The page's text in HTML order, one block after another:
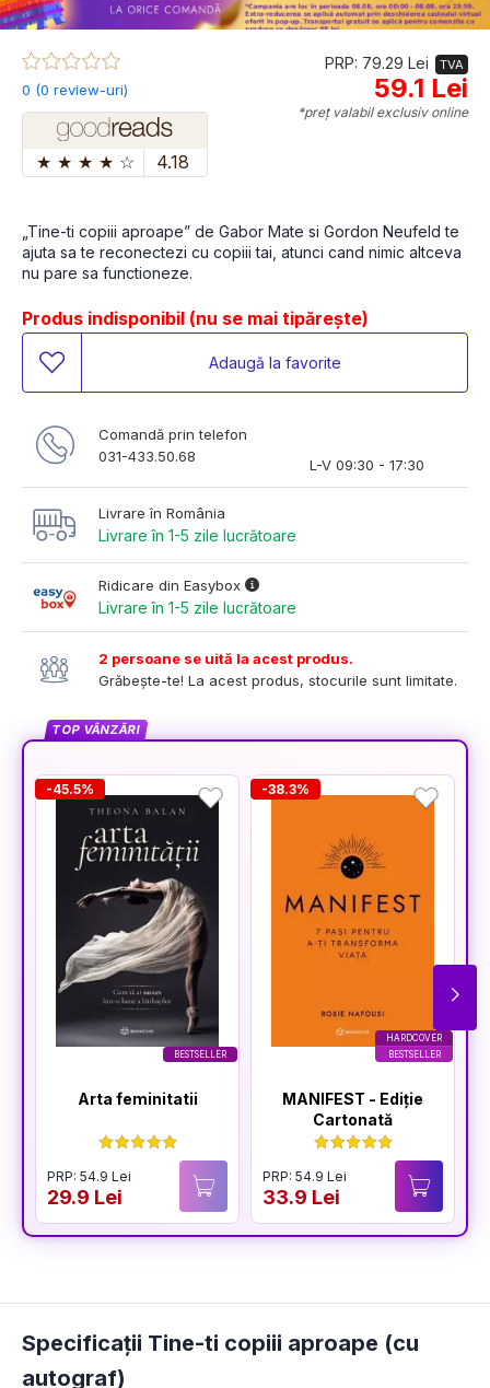
0 (0 review-uri)
★ ★ ★ ★ ☆ 4.18
PRP: 79.29 Lei TVA
59.1 Lei
*preț valabil exclusiv online
„Tine-ti copiii aproape” de Gabor Mate si Gordon Neufeld te
ajuta sa te reconectezi cu copiii tai, atunci cand nimic altceva
nu pare sa functioneze.
Produs indisponibil (nu se mai tipărește)
Adaugă la favorite
Comandă prin telefon
031-433.50.68
L-V 09:30 - 17:30
Livrare în România
Livrare în 1-5 zile lucrătoare
Ridicare din Easybox
Livrare în 1-5 zile lucrătoare
2 persoane se uită la acest produs.
Grăbește-te! La acest produs, stocurile sunt limitate.
TOP VÂNZĂRI
BESTSELLER
-45.5%
Arta feminitatii
PRP: 54.9 Lei
29.9 Lei
HARDCOVER
BESTSELLER
-38.3%
MANIFEST - Ediție
Cartonată
PRP: 54.9 Lei
33.9 Lei
Specificații Tine-ti copiii aproape (cu
autograf)